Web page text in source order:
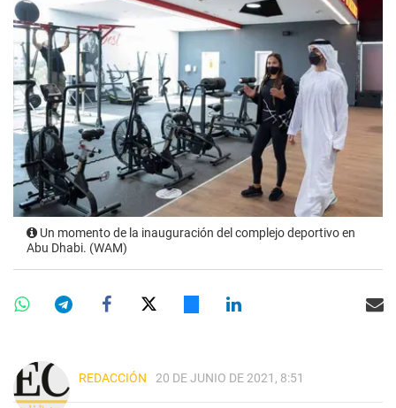
Un momento de la inauguración del complejo deportivo en
Abu Dhabi. (WAM)
REDACCIÓN 20 DE JUNIO DE 2021, 8:51